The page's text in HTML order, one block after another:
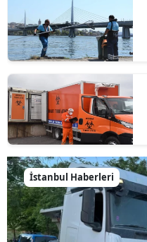
İstanbul Haberleri